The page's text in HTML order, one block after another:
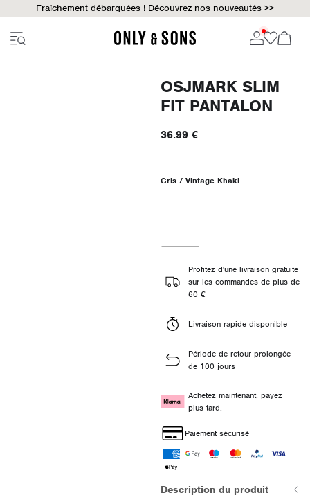
Fraîchement débarquées ! Découvrez nos nouveautés >>
OSJMARK SLIM
FIT PANTALON
36.99 €
Gris / Vintage Khaki
Profitez d'une livraison gratuite
sur les commandes de plus de
60 €
Livraison rapide disponible
Période de retour prolongée
de 100 jours
Achetez maintenant, payez
plus tard.
Paiement sécurisé
Description du produit